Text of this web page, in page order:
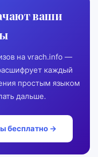
ваши
на vrach.info —
каждый
простым языком
дальше.
бесплатно →